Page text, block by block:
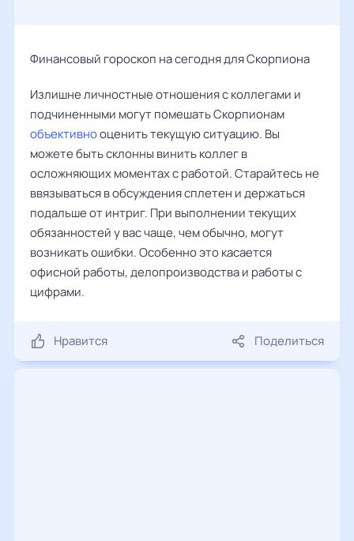
Финансовый гороскоп на сегодня для Скорпиона
Излишне личностные отношения с коллегами и
подчиненными могут помешать Скорпионам
объективнооценить текущую ситуацию. Вы
можете быть склонны винить коллег в
осложняющих моментах с работой. Старайтесь не
ввязываться в обсуждения сплетен и держаться
подальше от интриг. При выполнении текущих
обязанностей у вас чаще, чем обычно, могут
возникать ошибки. Особенно это касается
офисной работы, делопроизводства и работы с
цифрами.
Нравится Поделиться